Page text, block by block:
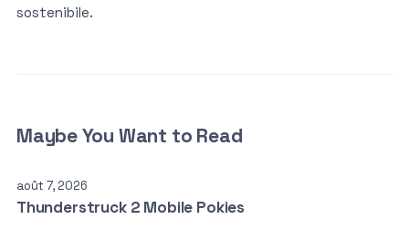
sostenibile.
Maybe You Want to Read
août 7, 2026
Thunderstruck 2 Mobile Pokies